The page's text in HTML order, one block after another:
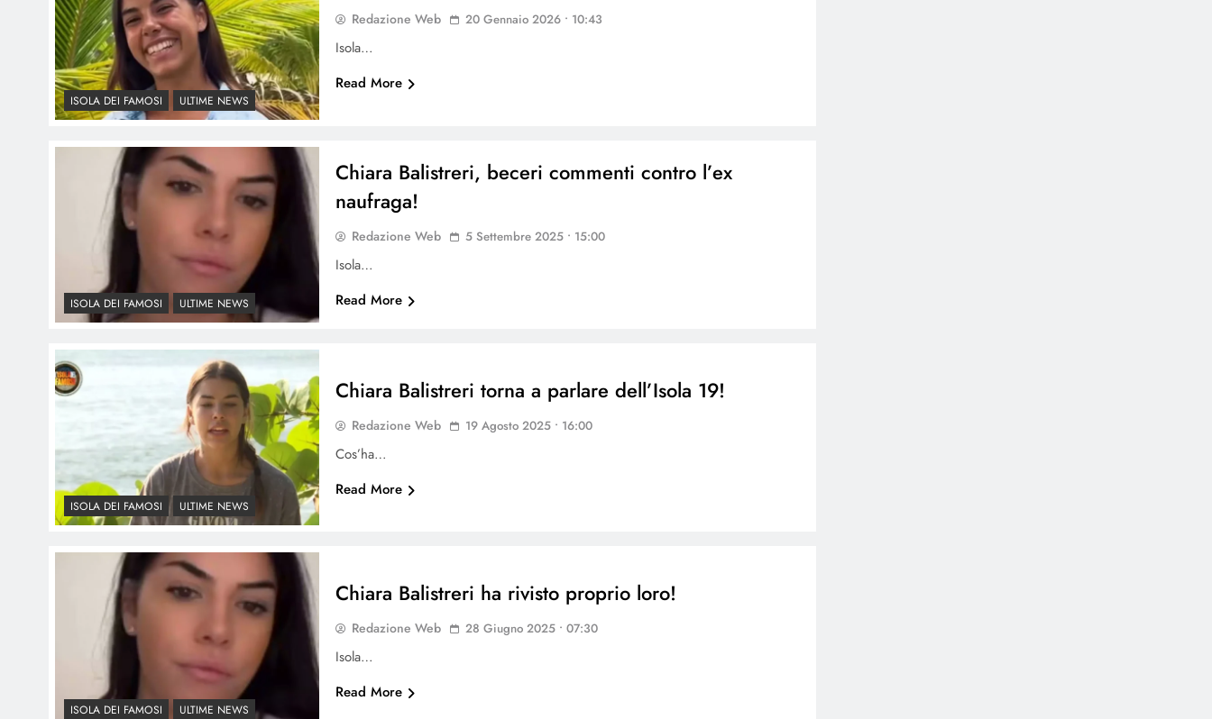
ISOLA DEI FAMOSI ULTIME NEWS
Redazione Web 20 Gennaio 2026 • 10:43
Isola…
Read More
ISOLA DEI FAMOSI ULTIME NEWS
Chiara Balistreri, beceri commenti contro l’ex
naufraga!
Redazione Web 5 Settembre 2025 • 15:00
Isola…
Read More
ISOLA DEI FAMOSI ULTIME NEWS
Chiara Balistreri torna a parlare dell’Isola 19!
Redazione Web 19 Agosto 2025 • 16:00
Cos’ha…
Read More
ISOLA DEI FAMOSI ULTIME NEWS
Chiara Balistreri ha rivisto proprio loro!
Redazione Web 28 Giugno 2025 • 07:30
Isola…
Read More